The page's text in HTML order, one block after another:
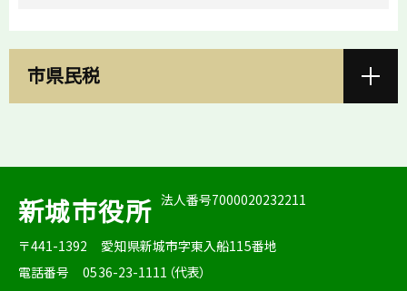
市県民税
新城市役所 法人番号7000020232211
〒441-1392
愛知県新城市字東入船115番地
電話番号
0536-23-1111（代表）